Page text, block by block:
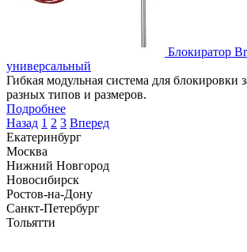
Блокиратор
универсальный
Гибкая модульная система для блокировки
разных типов и размеров.
Подробнее
Назад 1 2 3 Вперед
Екатеринбург
Москва
Нижний Новгород
Новосибирск
Ростов-на-Дону
Санкт-Петербург
Тольятти